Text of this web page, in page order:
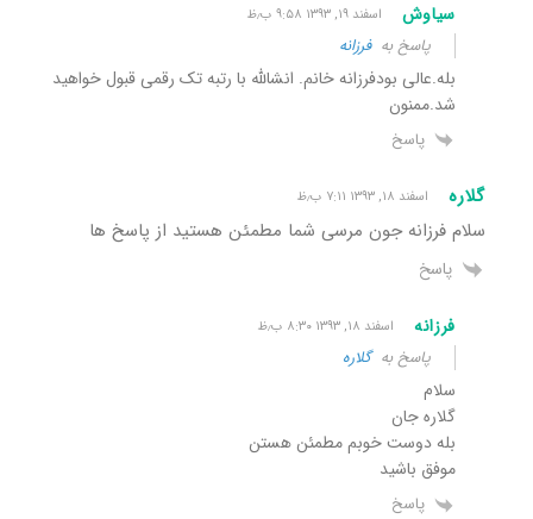
سیاوش اسفند ۱۹, ۱۳۹۳ ۹:۵۸ ب٫ظ
پاسخ بهفرزانه
بله.عالی بودفرزانه خانم. انشالله با رتبه تک رقمی قبول خواهید
شد.ممنون
پاسخ
گلاره اسفند ۱۸, ۱۳۹۳ ۷:۱۱ ب٫ظ
سلام فرزانه جون مرسی شما مطمئن هستید از پاسخ ها
پاسخ
فرزانه اسفند ۱۸, ۱۳۹۳ ۸:۳۰ ب٫ظ
پاسخ بهگلاره
سلام
گلاره جان
بله دوست خوبم مطمئن هستن
موفق باشید
پاسخ